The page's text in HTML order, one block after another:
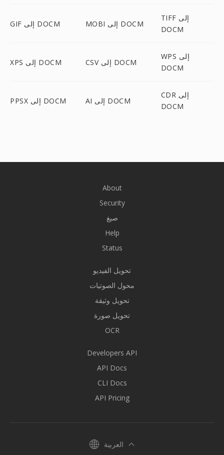
GIF إلى DOCM MOBI إلى DOCM
TIFF إلى
DOCM
XPS إلى DOCM CSV إلى DOCM
WPS إلى
DOCM
PPSX إلى DOCM AI إلى DOCM
CDR إلى
DOCM
About
Security
صيغ
Help
Status
تحويل الفيديو
محول الصوتيات
تحويل وثيقة
تحويل صورة
OCR
Developers API
API Docs
CLI Docs
API Pricing
العربية